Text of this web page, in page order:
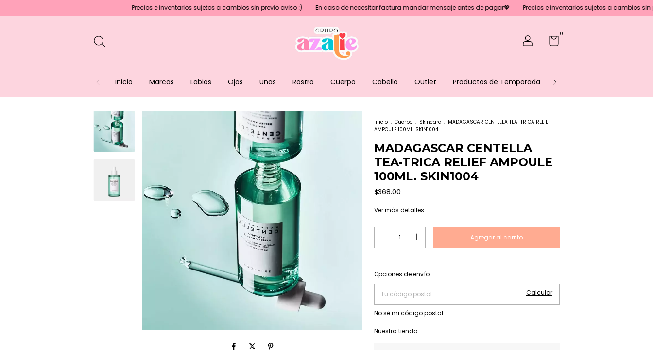
Precios e inventarios sujetos a cambios sin previo aviso :) En caso de necesitar factura mandar mensaje antes de pagar💖 Precios e inventarios sujetos a cambios sin previo
0
Inicio Marcas Labios Ojos Uñas Rostro Cuerpo Cabello Outlet Productos de Temporada
Inicio . Cuerpo . Skincare . MADAGASCAR CENTELLA TEA-TRICA RELIEF
AMPOULE 100ML. SKIN1004
MADAGASCAR CENTELLA
TEA-TRICA RELIEF AMPOULE
100ML. SKIN1004
$368.00
Ver más detalles
Entregas para el CP:
Opciones de envío
Calcular
No sé mi código postal
Nuestra tienda